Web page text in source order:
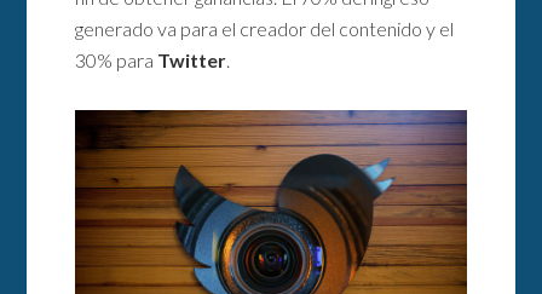
generado va para el creador del contenido y el
30% para Twitter